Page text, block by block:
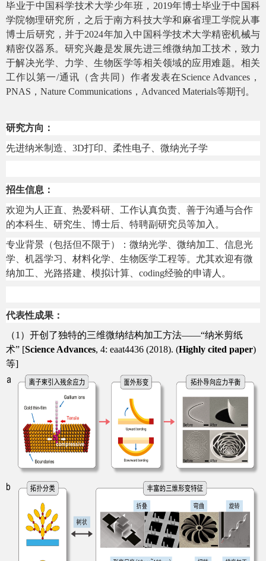
毕业于中国科学技术大学少年班， 2019年博士毕业于中国科
学院物理研究所，之后于南方科技大学和麻省理工学院从事
博士后研究，并于2024年加入中国科学技术大学精密机械与
精密仪器系。研究兴趣是发展先进三维微纳加工技术，致力
于解决光学、力学、生物医学等相关领域的应用难题。相关
工作以第一/通讯（含共同）作者发表在Science Advances，
PNAS ， Nature Communications ， Advanced Materials等期刊。
研究方向：
先进纳米制造、 3D打印、柔性电子、微纳光子学
招生信息：
欢迎为人正直、热爱科研、工作认真负责、善于沟通与合作
的本科生、研究生、博士后、特聘副研究员等加入。
专业背景（包括但不限于）：微纳光学、微纳加工、信息光
学、机器学习、材料化学、生物医学工程等。尤其欢迎有微
纳加工、光路搭建、模拟计算、 coding经验的申请人。
代表性成果：
（1 ）开创了独特的三维微纳结构加工方法——“纳米剪纸
术” [Science Advances, 4: eaat4436 (2018). (Highly cited paper)
等]